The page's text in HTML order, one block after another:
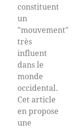
constituent
un
"mouvement"
très
influent
dans le
monde
occidental.
Cet article
en propose
une